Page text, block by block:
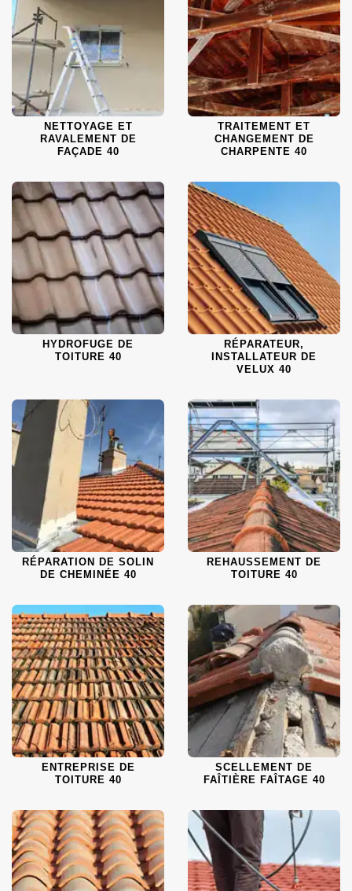
NETTOYAGE ET
RAVALEMENT DE
FAÇADE 40
TRAITEMENT ET
CHANGEMENT DE
CHARPENTE 40
HYDROFUGE DE
TOITURE 40
RÉPARATEUR,
INSTALLATEUR DE
VELUX 40
RÉPARATION DE SOLIN
DE CHEMINÉE 40
REHAUSSEMENT DE
TOITURE 40
ENTREPRISE DE
TOITURE 40
SCELLEMENT DE
FAÎTIÈRE FAÎTAGE 40